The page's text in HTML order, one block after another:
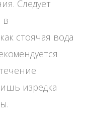
Следует
в
стоячая вода
изредка